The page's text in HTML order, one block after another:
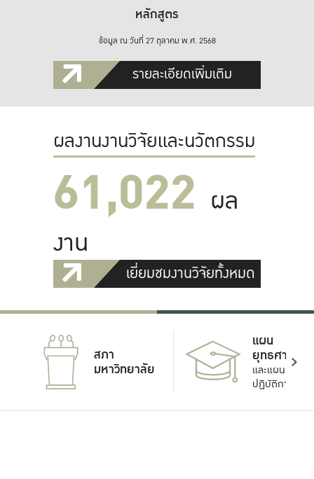
หลักสูตร
ข้อมูล ณ วันที่ 27 ตุลาคม พ.ศ. 2568
รายละเอียดเพิ่มเติม
ผลงานงานวิจัยและนวัตกรรม
61,022 ผล
งาน
เยี่ยมชมงานวิจัยทั้งหมด
สภา
มหาวิทยาลัย
แผน
ยุทธศาสตร์
และแผน
ปฏิบัติการ